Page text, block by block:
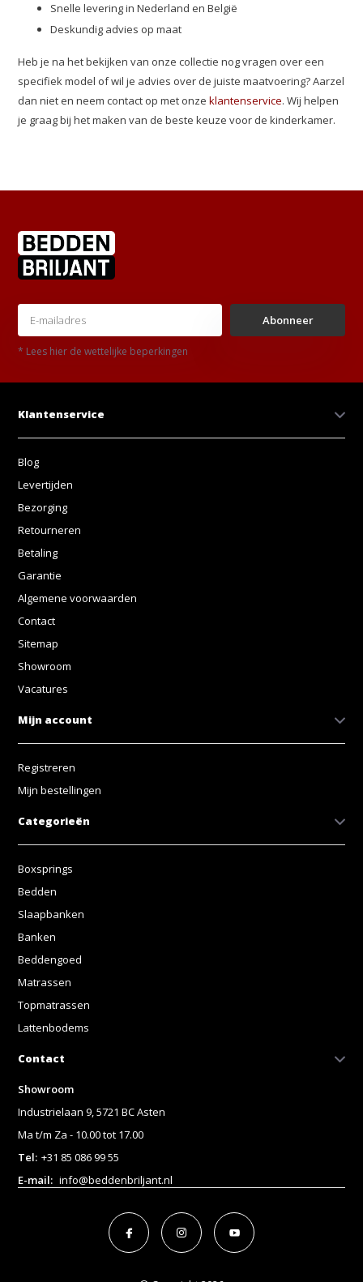
Snelle levering in Nederland en België
Deskundig advies op maat
Heb je na het bekijken van onze collectie nog vragen over een
specifiek model of wil je advies over de juiste maatvoering? Aarzel
dan niet en neem contact op met onzeklantenservice. Wij helpen
je graag bij het maken van de beste keuze voor de kinderkamer.
Abonneer
* Lees hier de wettelijke beperkingen
Klantenservice
Blog
Levertijden
Bezorging
Retourneren
Betaling
Garantie
Algemene voorwaarden
Contact
Sitemap
Showroom
Vacatures
Mijn account
Registreren
Mijn bestellingen
Categorieën
Boxsprings
Bedden
Slaapbanken
Banken
Beddengoed
Matrassen
Topmatrassen
Lattenbodems
Contact
Showroom
Industrielaan 9, 5721 BC Asten
Ma t/m Za - 10.00 tot 17.00
Tel: +31 85 086 99 55
E-mail: info@beddenbriljant.nl